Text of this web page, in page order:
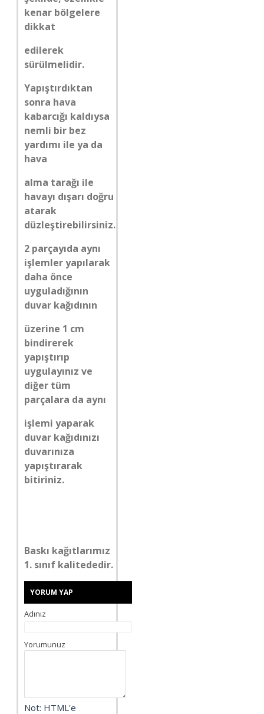
kenar bölgelere
dikkat
edilerek
sürülmelidir.
Yapıştırdıktan
sonra hava
kabarcığı kaldıysa
nemli bir bez
yardımı ile ya da
hava
alma tarağı ile
havayı dışarı doğru
atarak
düzleştirebilirsiniz.
2 parçayıda aynı
işlemler yapılarak
daha önce
uyguladığının
duvar kağıdının
üzerine 1 cm
bindirerek
yapıştırıp
uygulayınız ve
diğer tüm
parçalara da aynı
işlemi yaparak
duvar kağıdınızı
duvarınıza
yapıştırarak
bitiriniz.
Baskı kağıtlarımız
1. sınıf kalitededir.
YORUM YAP
Adınız
Yorumunuz
Not: HTML'e